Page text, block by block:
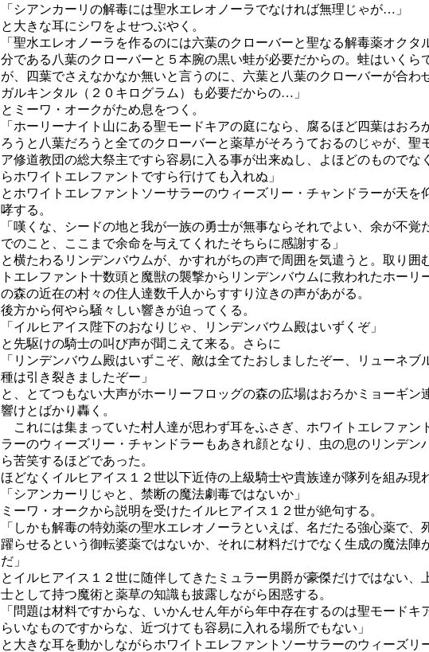
「シアンカーリの解毒には聖水エレオノーラでなければ無理じゃが…」
と大きな耳にシワをよせつぶやく。
「聖水エレオノーラを作るのには六葉のクローバーと聖なる解毒薬オクタ
分である八葉のクローバーと５本腕の黒い蛙が必要だからの。蛙はいくら
が、四葉でさえなかなか無いと言うのに、六葉と八葉のクローバーが合わ
ガルキンタル（２０キログラム）も必要だからの…」
とミーワ・オークがため息をつく。
「ホーリーナイト山にある聖モードキアの庭になら、腐るほど四葉はおろ
ろうと八葉だろうと全てのクローバーと薬草がそろうておるのじゃが、聖
ア修道教団の総大祭主ですら容易に入る事が出来ぬし、よほどのものでな
らホワイトエレファントですら行けても入れぬ」
とホワイトエレファントソーサラーのウィーズリー・チャンドラーが天を
哮する。
「嘆くな、シードの地と我が一族の勇士が無事ならそれでよい、余が不覚
でのこと、ここまで余命を与えてくれたそちらに感謝する」
と横たわるリンデンバウムが、かすれがちの声で周囲を気遣うと。取り囲
トエレファント十数頭と魔獣の襲撃からリンデンバウムに救われたホーリ
の森の近在の村々の住人達数千人からすすり泣きの声があがる。
後方から何やら騒々しい響きが迫ってくる。
「イルヒアイス陛下のおなりじゃ、リンデンバウム殿はいずくぞ」
と先駆けの騎士の叫び声が聞こえて来る。さらに
「リンデンバウム殿はいずこぞ、敵は全てたおしましたぞー、リューネブ
種は引き裂きましたぞー」
と、とてつもない大声がホーリーフロッグの森の広場はおろかミョーギン
響けとばかり轟く。
これには集まっていた村人達が思わず耳をふさぎ、ホワイトエレファン
ラーのウィーズリー・チャンドラーもあきれ顔となり、虫の息のリンデン
ら苦笑するほどであった。
ほどなくイルヒアイス１２世以下近侍の上級騎士や貴族達が隊列を組み現
「シアンカーリじゃと、禁断の魔法劇毒ではないか」
ミーワ・オークから説明を受けたイルヒアイス１２世が絶句する。
「しかも解毒の特効薬の聖水エレオノーラといえば、名だたる強心薬で、
躍らせるという御転婆薬ではないか、それに材料だけでなく生成の魔法陣
だ」
とイルヒアイス１２世に随伴してきたミュラー男爵が豪傑だけではない、
士として持つ魔術と薬草の知識も披露しながら困惑する。
「問題は材料ですからな、いかんせん年がら年中存在するのは聖モードキ
らいなものですからな、近づけても容易に入れる場所でもない」
と大きな耳を動かしながらホワイトエレファントソーサラーのウィーズリ